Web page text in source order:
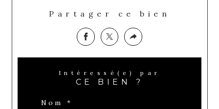
Partager ce bien
Intéressé(e) par
CE BIEN ?
Nom *